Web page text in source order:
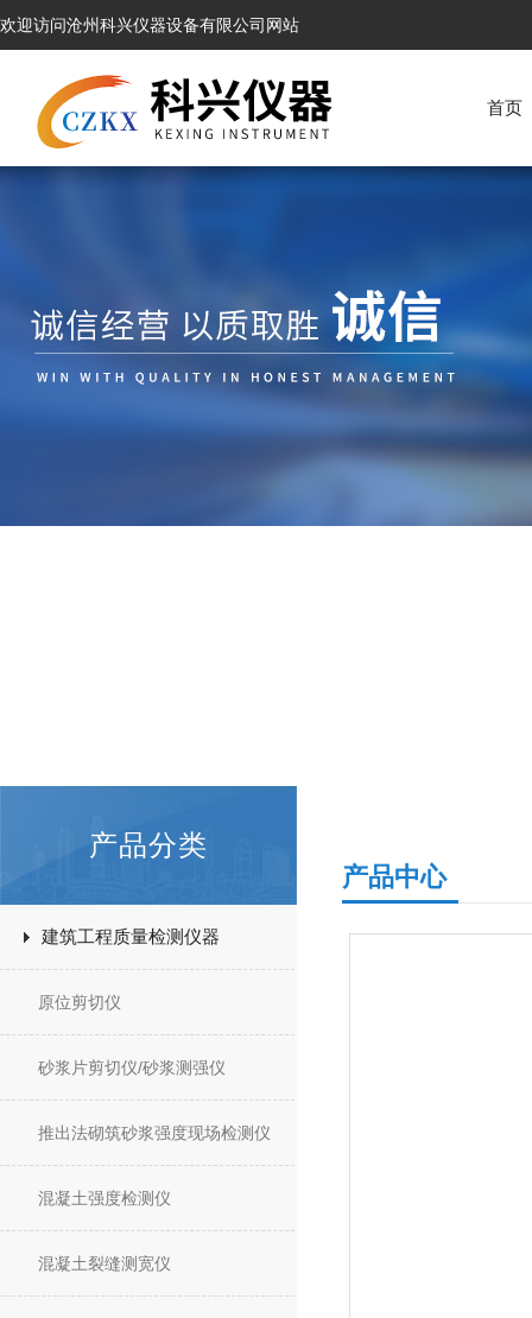
欢迎访问沧州科兴仪器设备有限公司网站
首页
产品分类
建筑工程质量检测仪器
原位剪切仪
砂浆片剪切仪/砂浆测强仪
推出法砌筑砂浆强度现场检测仪
混凝土强度检测仪
混凝土裂缝测宽仪
产品中心